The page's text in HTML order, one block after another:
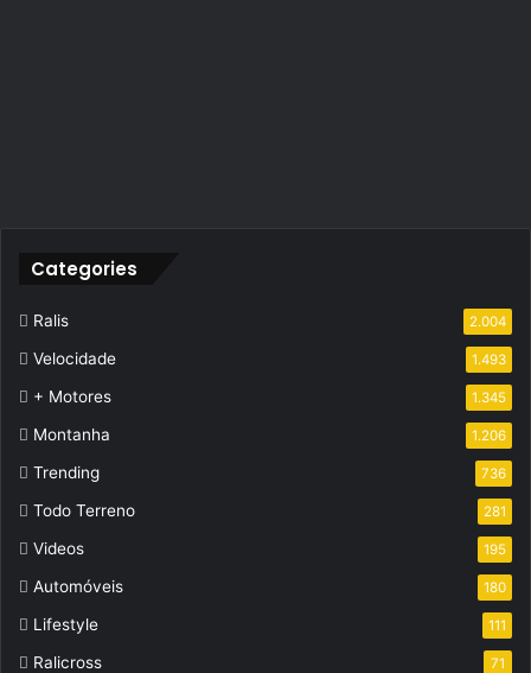
Categories
Ralis 2.004
Velocidade 1.493
+ Motores 1.345
Montanha 1.206
Trending 736
Todo Terreno 281
Videos 195
Automóveis 180
Lifestyle 111
Ralicross 71